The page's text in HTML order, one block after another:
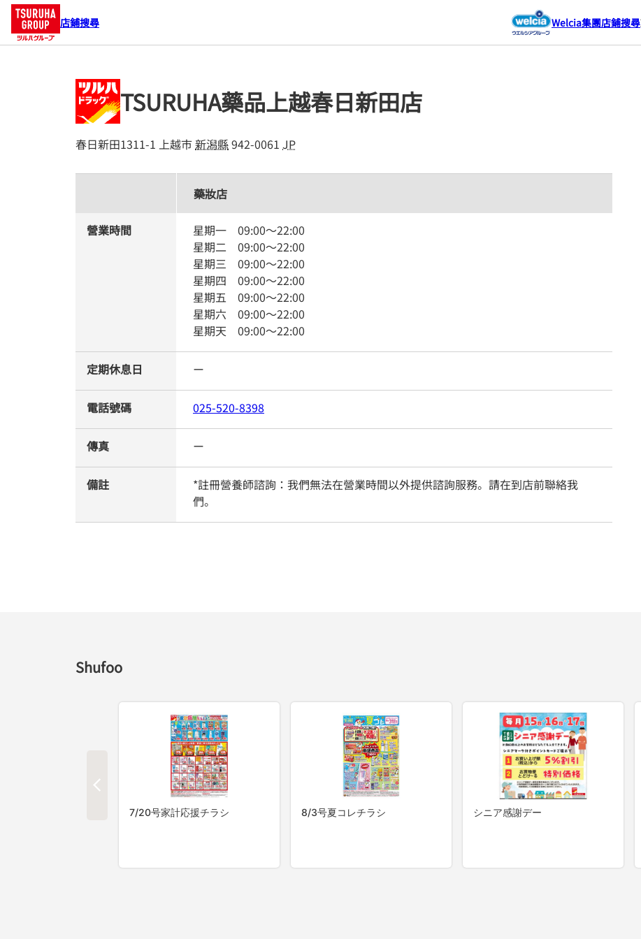
店鋪搜尋 Welcia集團店鋪搜尋
TSURUHA藥品上越春日新田店
春日新田1311-1 上越市新潟縣942-0061 JP
Shufoo
藥妝店
營業時間 星期一 09:00～22:00
星期二 09:00～22:00
星期三 09:00～22:00
星期四 09:00～22:00
星期五 09:00～22:00
星期六 09:00～22:00
星期天 09:00～22:00
定期休息日 ー
電話號碼 025-520-8398
傳真 ー
備註
*註冊營養師諮詢：我們無法在營業時間以外提供諮詢服務。請在到店前聯絡我
們。